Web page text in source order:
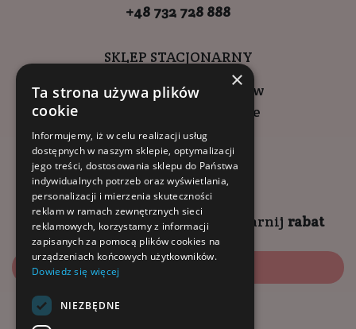
+48 732 728 888
SKLEP STACJONARNY
ul. Wadowicka 6, Kraków
Kompleks Buma Square
godziny otwarcia:
9:00 - 18:00 (pon-pt)
10:00 - 14:00 (sob)
Zapisz się naNEWSLETTER zgarnij rabat
Zapisz się
×
Ta strona używa plików
cookie
Informujemy, iż w celu realizacji usług
dostępnych w naszym sklepie, optymalizacji
jego treści, dostosowania sklepu do Państwa
indywidualnych potrzeb oraz wyświetlania,
personalizacji i mierzenia skuteczności
reklam w ramach zewnętrznych sieci
reklamowych, korzystamy z informacji
zapisanych za pomocą plików cookies na
urządzeniach końcowych użytkowników.
Dowiedz się więcej
NIEZBĘDNE